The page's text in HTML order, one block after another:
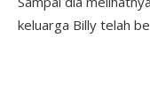
keluarga Billy telah